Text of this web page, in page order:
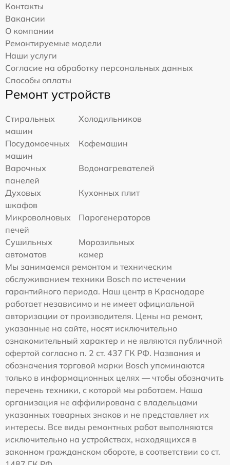
Контакты
Вакансии
О компании
Ремонтируемые модели
Наши услуги
Согласие на обработку персональных данных
Способы оплаты
Ремонт устройств
Стиральных
машин
Холодильников
Посудомоечных
машин
Кофемашин
Варочных
панелей
Водонагревателей
Духовых
шкафов
Кухонных плит
Микроволновых
печей
Парогенераторов
Сушильных
автоматов
Морозильных
камер
Мы занимаемся ремонтом и техническим
обслуживанием техники Bosch по истечении
гарантийного периода. Наш центр в Краснодаре
работает независимо и не имеет официальной
авторизации от производителя. Цены на ремонт,
указанные на сайте, носят исключительно
ознакомительный характер и не являются публичной
офертой согласно п. 2 ст. 437 ГК РФ. Названия и
обозначения торговой марки Bosch упоминаются
только в информационных целях — чтобы обозначить
перечень техники, с которой мы работаем. Наша
организация не аффилирована с владельцами
указанных товарных знаков и не представляет их
интересы. Все виды ремонтных работ выполняются
исключительно на устройствах, находящихся в
законном гражданском обороте, в соответствии со ст.